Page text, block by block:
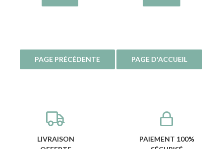
LIVRAISON
PAIEMENT 100%